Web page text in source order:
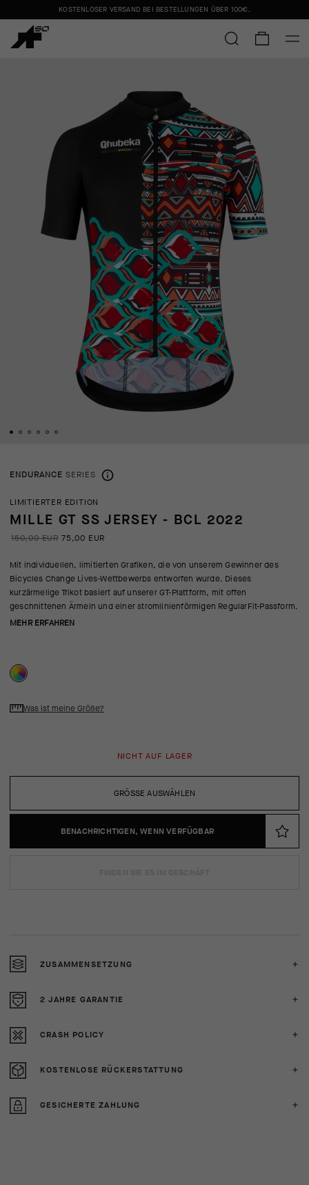
KOSTENLOSER VERSAND BEI BESTELLUNGEN ÜBER 100€ .
ENDURANCE SERIES
LIMITIERTER EDITION
MILLE GT SS JERSEY - BCL 2022
150,00 EUR 75,00 EUR
Mit individuellen, limitierten Grafiken, die von unserem Gewinner des
Bicycles Change Lives-Wettbewerbs entworfen wurde. Dieses
kurzärmelige Trikot basiert auf unserer GT-Plattform, mit offen
geschnittenen Ärmeln und einer stromlinienförmigen RegularFit-Passform.
MEHR ERFAHREN
GRÖSSE AUSWÄHLEN
Was ist meine Größe?
NICHT AUF LAGER
BENACHRICHTIGEN, WENN VERFÜGBAR
ZUSAMMENSETZUNG
2 JAHRE GARANTIE
CRASH POLICY
KOSTENLOSE RÜCKERSTATTUNG
GESICHERTE ZAHLUNG